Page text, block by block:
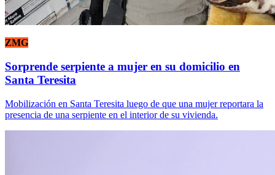
ZMG
Sorprende serpiente a mujer en su domicilio en
Santa Teresita
Mobilización en Santa Teresita luego de que una mujer reportara la
presencia de una serpiente en el interior de su vivienda.